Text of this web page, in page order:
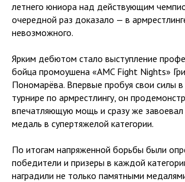
летнего юниора над действующим
очередной раз доказало — в
невозможного.
Ярким дебютом стало выступление
бойца промоушена «AMC Fight Nights»
Пономарёва. Впервые пробуя свои силы
турнире по армрестлингу, он
впечатляющую мощь и сразу же
медаль в супертяжелой категории.
По итогам напряженной борьбы были
победители и призеры в каждой
наградили не только памятными